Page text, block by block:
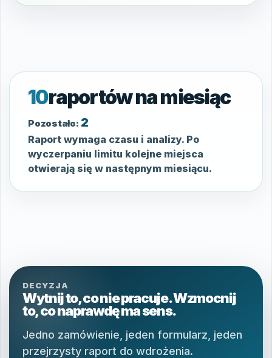
10raportów na miesiąc
Pozostało: 2
Raport wymaga czasu i analizy. Po
wyczerpaniu limitu kolejne miejsca
otwierają się w następnym miesiącu.
DECYZJA
Wytnij to, co nie pracuje. Wzmocnij
to, co naprawdę ma sens.
Jedno zamówienie, jeden formularz, jeden
przejrzysty raport do wdrożenia.